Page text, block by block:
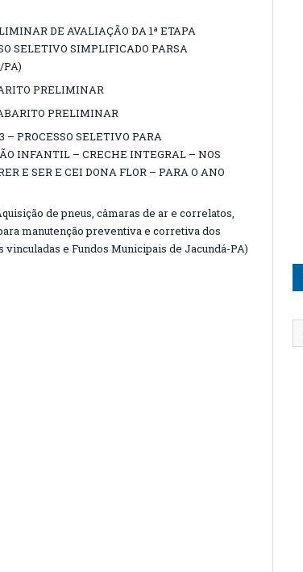
DE AVALIAÇÃO DA 1ª ETAPA
SELETIVO SIMPLIFICADO PARSA
PA)
PRELIMINAR
PRELIMINAR
– PROCESSO SELETIVO PARA
INFANTIL – CRECHE INTEGRAL – NOS
E SER E CEI DONA FLOR – PARA O ANO
de pneus, câmaras de ar e correlatos,
manutenção preventiva e corretiva dos
e Fundos Municipais de Jacundá-PA)